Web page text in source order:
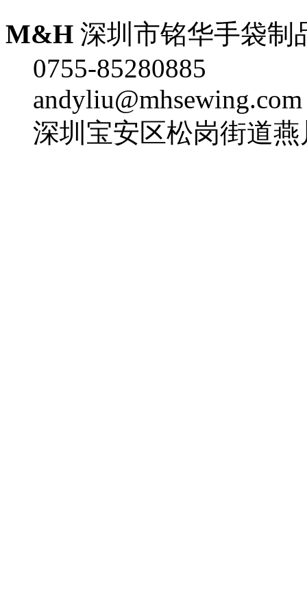
M&H 深圳市铭华手袋制
0755-85280885
andyliu@mhsewing.com
深圳宝安区松岗街道